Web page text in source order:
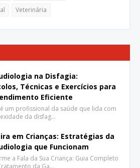
Veterinária
na Disfagia:
Técnicas e Exercícios para
Eficiente
é um profissional da saúde que lida com
da disfag…
em Crianças: Estratégias da
que Funcionam
a Fala da Sua Criança: Guia Completo
da Ga…